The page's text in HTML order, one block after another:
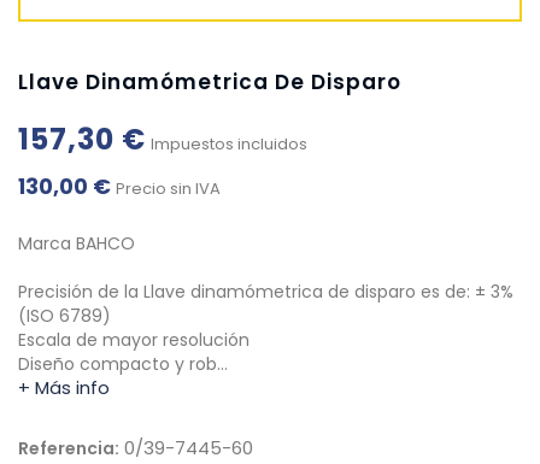
Llave Dinamómetrica De Disparo
157,30 € Impuestos incluidos
130,00 € Precio sin IVA
Marca BAHCO
Precisión de la Llave dinamómetrica de disparo es de: ± 3%
(ISO 6789)
Escala de mayor resolución
Diseño compacto y rob…
+ Más info
Referencia: 0/39-7445-60